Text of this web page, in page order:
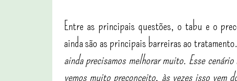
Entre as principais questões, o tabu e o
ainda são as principais barreiras ao tratamento. “
ainda precisamos melhorar muito. Esse
vemos muito preconceito, às vezes isso vem